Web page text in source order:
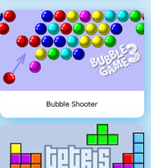
Bubble Shooter